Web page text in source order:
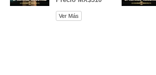
Ver Más